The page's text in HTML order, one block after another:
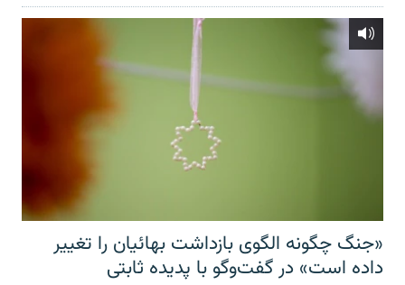
«جنگ چگونه الگوی بازداشت بهائیان را تغییر
داده است» در گفت‌وگو با پدیده ثابتی